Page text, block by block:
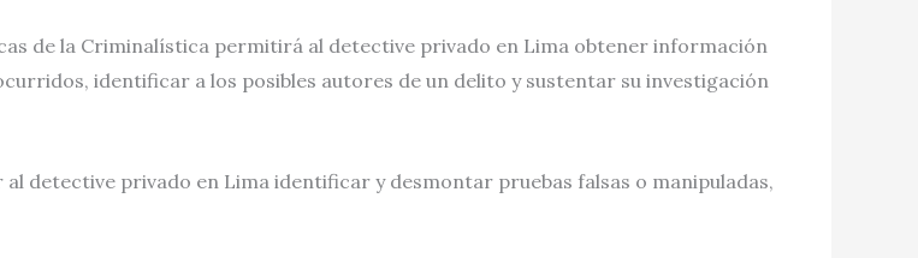
de la Criminalística permitirá al detective privado en Lima obtener información
identificar a los posibles autores de un delito y sustentar su investigación
detective privado en Lima identificar y desmontar pruebas falsas o manipuladas,